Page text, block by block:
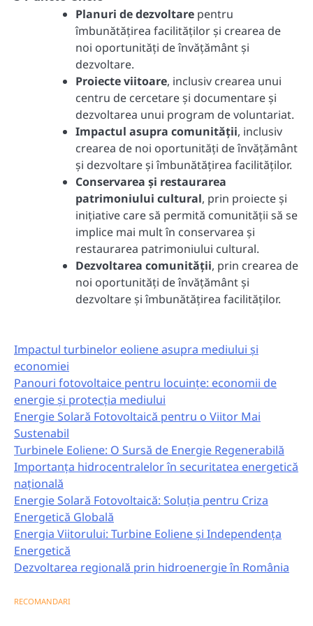
Planuri de dezvoltare pentru
îmbunătățirea facilităților și crearea de
noi oportunități de învățământ și
dezvoltare.
Proiecte viitoare, inclusiv crearea unui
centru de cercetare și documentare și
dezvoltarea unui program de voluntariat.
Impactul asupra comunității, inclusiv
crearea de noi oportunități de învățământ
și dezvoltare și îmbunătățirea facilităților.
Conservarea și restaurarea
patrimoniului cultural, prin proiecte și
inițiative care să permită comunității să se
implice mai mult în conservarea și
restaurarea patrimoniului cultural.
Dezvoltarea comunității, prin crearea de
noi oportunități de învățământ și
dezvoltare și îmbunătățirea facilităților.
Impactul turbinelor eoliene asupra mediului și
economiei
Panouri fotovoltaice pentru locuințe: economii de
energie și protecția mediului
Energie Solară Fotovoltaică pentru o Viitor Mai
Sustenabil
Turbinele Eoliene: O Sursă de Energie Regenerabilă
Importanța hidrocentralelor în securitatea energetică
națională
Energie Solară Fotovoltaică: Soluția pentru Criza
Energetică Globală
Energia Viitorului: Turbine Eoliene și Independența
Energetică
Dezvoltarea regională prin hidroenergie în România
RECOMANDARI